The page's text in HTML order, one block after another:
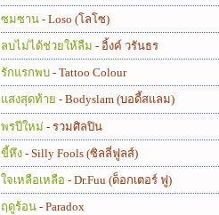
ซมซาน - Loso (โลโซ)
ลบไม่ได้ช่วยให้ลืม - อิ้งค์ วรันธร
รักแรกพบ - Tattoo Colour
แสงสุดท้าย - Bodyslam (บอดี้สแลม)
พรปีใหม่ - รวมศิลปิน
ขี้หึง - Silly Fools (ซิลลี่ฟูลส์)
ใจเหลือเหลือ - Dr.Fuu (ด็อกเตอร์ ฟู)
ฤดูร้อน - Paradox